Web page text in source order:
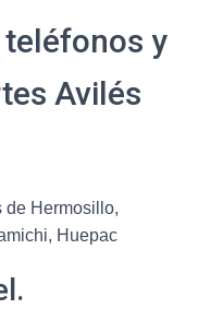
y
Avilés
de Hermosillo,
Huepac